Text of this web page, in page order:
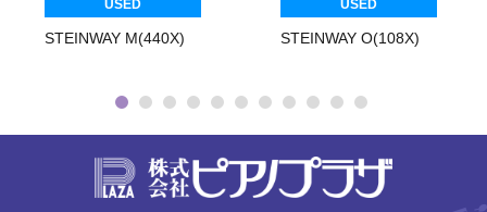
USED
STEINWAY M(440X)
USED
STEINWAY O(108X)